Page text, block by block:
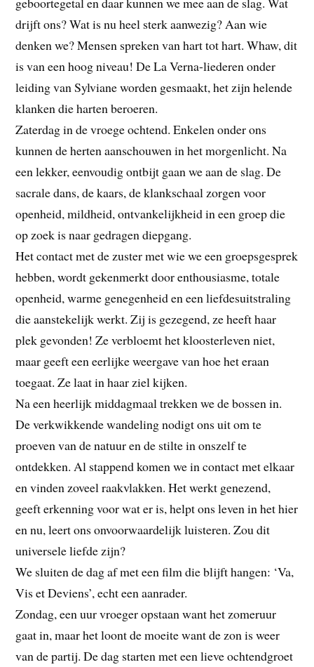
drijft ons? Wat is nu heel sterk aanwezig? Aan wie
denken we? Mensen spreken van hart tot hart. Whaw, dit
is van een hoog niveau! De La Verna-liederen onder
leiding van Sylviane worden gesmaakt, het zijn helende
klanken die harten beroeren.
Zaterdag in de vroege ochtend. Enkelen onder ons
kunnen de herten aanschouwen in het morgenlicht. Na
een lekker, eenvoudig ontbijt gaan we aan de slag. De
sacrale dans, de kaars, de klankschaal zorgen voor
openheid, mildheid, ontvankelijkheid in een groep die
op zoek is naar gedragen diepgang.
Het contact met de zuster met wie we een groepsgesprek
hebben, wordt gekenmerkt door enthousiasme, totale
openheid, warme genegenheid en een liefdesuitstraling
die aanstekelijk werkt. Zij is gezegend, ze heeft haar
plek gevonden! Ze verbloemt het kloosterleven niet,
maar geeft een eerlijke weergave van hoe het eraan
toegaat. Ze laat in haar ziel kijken.
Na een heerlijk middagmaal trekken we de bossen in.
De verkwikkende wandeling nodigt ons uit om te
proeven van de natuur en de stilte in onszelf te
ontdekken. Al stappend komen we in contact met elkaar
en vinden zoveel raakvlakken. Het werkt genezend,
geeft erkenning voor wat er is, helpt ons leven in het hier
en nu, leert ons onvoorwaardelijk luisteren. Zou dit
universele liefde zijn?
We sluiten de dag af met een film die blijft hangen: ‘Va,
Vis et Deviens’, echt een aanrader.
Zondag, een uur vroeger opstaan want het zomeruur
gaat in, maar het loont de moeite want de zon is weer
van de partij. De dag starten met een lieve ochtendgroet